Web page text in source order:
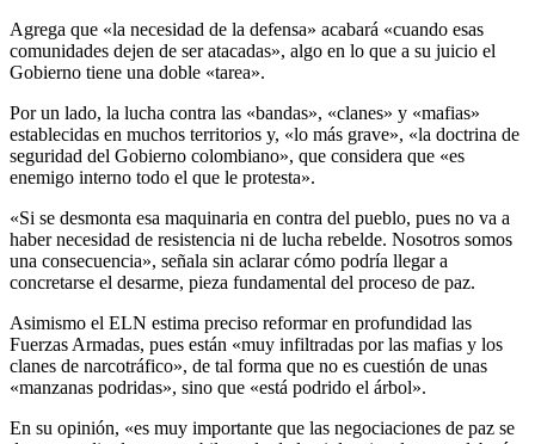
Agrega que «la necesidad de la defensa» acabará «cuando esas
comunidades dejen de ser atacadas», algo en lo que a su juicio el
Gobierno tiene una doble «tarea».
Por un lado, la lucha contra las «bandas», «clanes» y «mafias»
establecidas en muchos territorios y, «lo más grave», «la doctrina de
seguridad del Gobierno colombiano», que considera que «es
enemigo interno todo el que le protesta».
«Si se desmonta esa maquinaria en contra del pueblo, pues no va a
haber necesidad de resistencia ni de lucha rebelde. Nosotros somos
una consecuencia», señala sin aclarar cómo podría llegar a
concretarse el desarme, pieza fundamental del proceso de paz.
Asimismo el ELN estima preciso reformar en profundidad las
Fuerzas Armadas, pues están «muy infiltradas por las mafias y los
clanes de narcotráfico», de tal forma que no es cuestión de unas
«manzanas podridas», sino que «está podrido el árbol».
En su opinión, «es muy importante que las negociaciones de paz se